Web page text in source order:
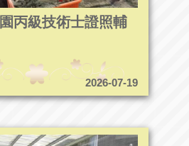
丙級技術士證照輔
2026-07-19